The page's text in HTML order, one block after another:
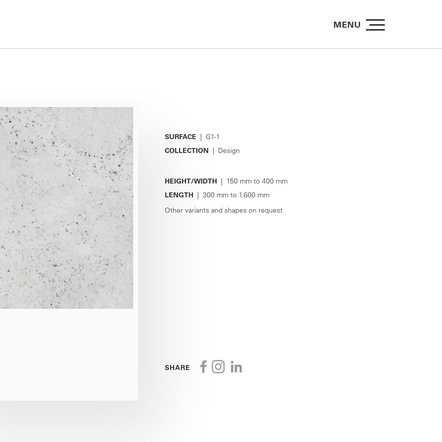
MENU
SURFACE | G1-1
COLLECTION | Design
HEIGHT/WIDTH| 150 mm to 400 mm
LENGTH| 300 mm to 1.600 mm
Other variants and shapes on request
SHARE